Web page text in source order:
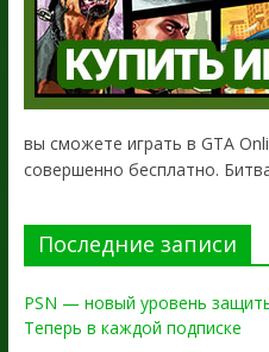
вы сможете играть в GTA
совершенно бесплатно.
Последние записи
PSN — новый уровень
Теперь в каждой подписке